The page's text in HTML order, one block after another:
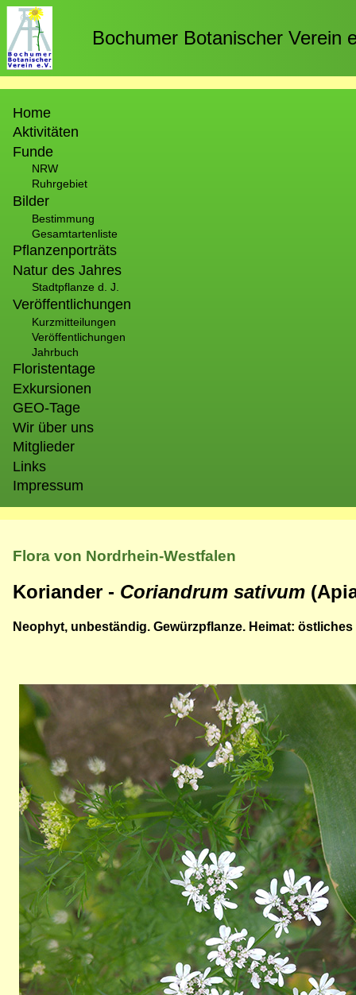
Direkt
zum
Inhalt
Bochumer Botanischer Verein
Home
Aktivitäten
Funde
NRW
Ruhrgebiet
Bilder
Bestimmung
Gesamtartenliste
Pflanzenporträts
Natur des Jahres
Stadtpflanze d. J.
Veröffentlichungen
Kurzmitteilungen
Veröffentlichungen
Jahrbuch
Floristentage
Exkursionen
GEO-Tage
Wir über uns
Mitglieder
Links
Impressum
Flora von Nordrhein-Westfalen
Koriander - Coriandrum sativum
Neophyt, unbeständig. Gewürzpflanze. Heimat:
Bild